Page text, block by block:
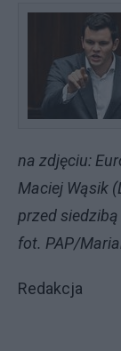
na zdjęciu:
Maciej Wąsik
przed
fot. PAP/
Redakcja